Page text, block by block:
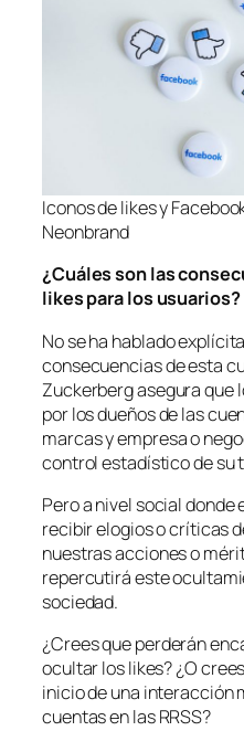
Iconos de likes y
Neonbrand
¿Cuáles son las
likespara los usuarios?
No se ha hablado
consecuencias de esta
Zuckerberg asegura que
por los dueños de las
marcas y empresa o
control estadístico de su
Pero a nivel social
recibir elogios o críticas
nuestras acciones o
repercutirá este
sociedad.
¿Crees que perderán
ocultar loslikes? ¿O
inicio de una interacción
cuentas en las RRSS?